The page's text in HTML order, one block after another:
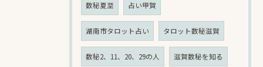
数秘夏至 占い甲賀
湖南市タロット占い タロット数秘滋賀
数秘2、11、20、29の人 滋賀数秘を知る